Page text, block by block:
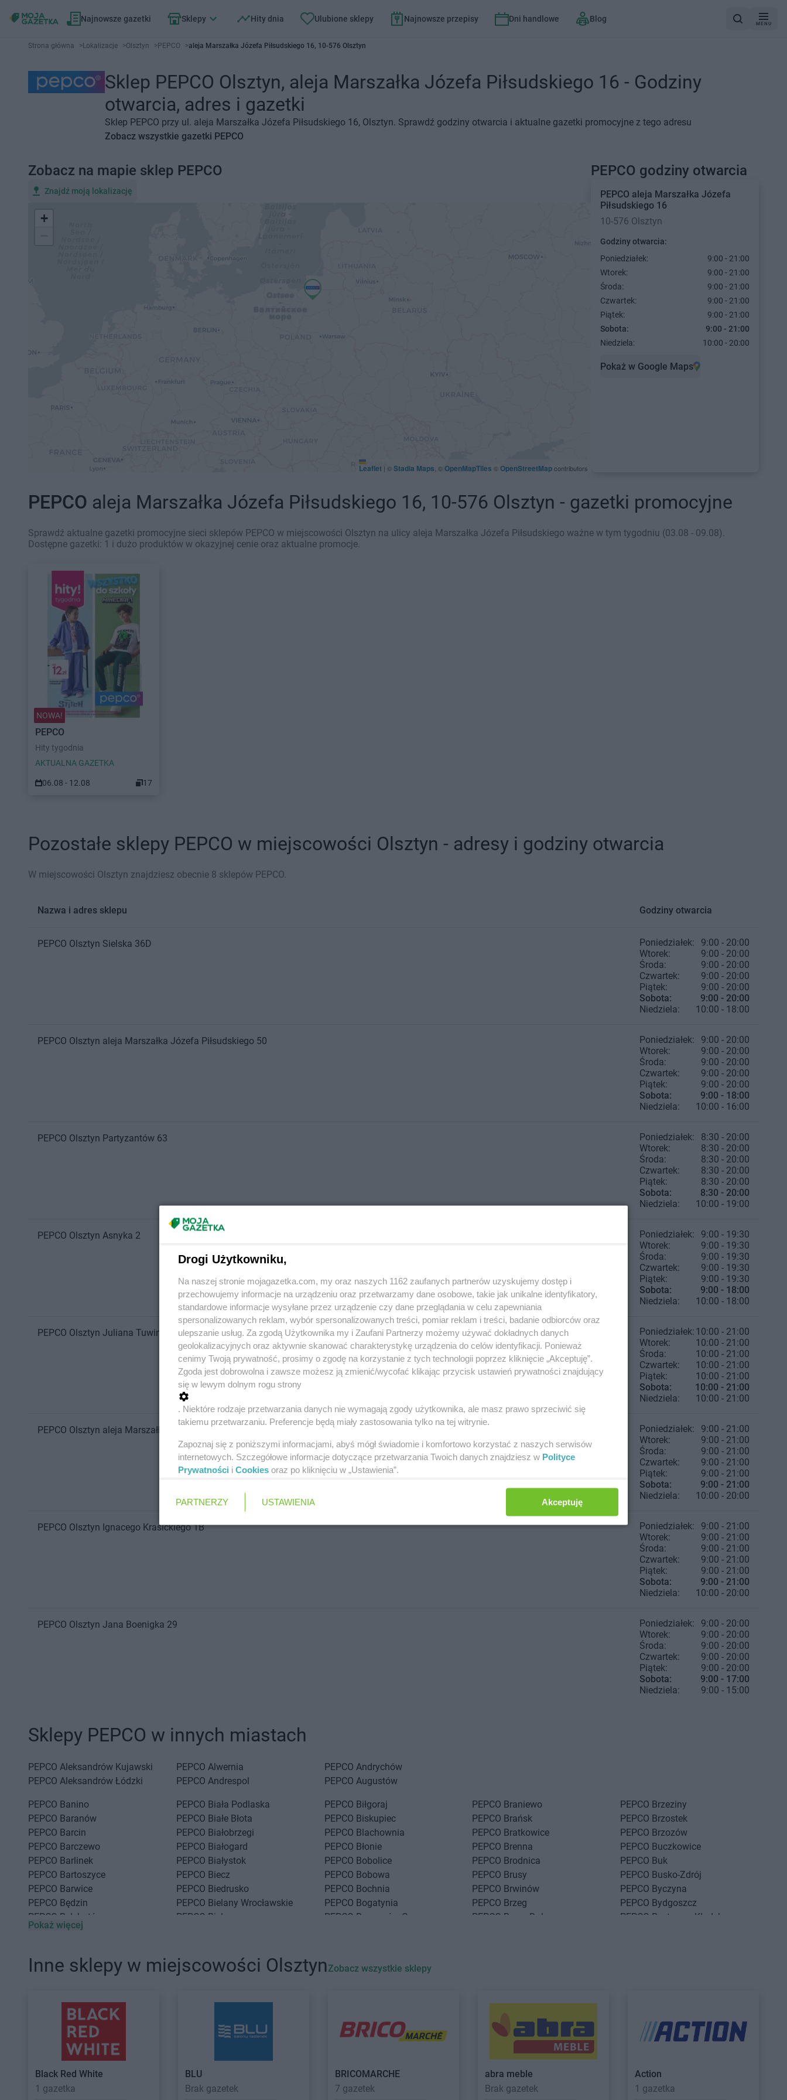
Najnowsze gazetki Sklepy Hity dnia Ulubione sklepy Najnowsze przepisy Dni handlowe Blog
MENU
Strona główna >Lokalizacje >Olsztyn >PEPCO >aleja Marszałka Józefa Piłsudskiego 16, 10-576 Olsztyn
Sklep PEPCO Olsztyn, aleja Marszałka Józefa Piłsudskiego 16 - Godziny
otwarcia, adres i gazetki
Sklep PEPCO przy ul. aleja Marszałka Józefa Piłsudskiego 16, Olsztyn. Sprawdź godziny otwarcia i aktualne gazetki promocyjne z tego adresu
Zobacz wszystkie gazetki PEPCO
PEPCO godziny otwarcia
PEPCO aleja Marszałka Józefa
Piłsudskiego 16
10-576 Olsztyn
Godziny otwarcia:
Poniedziałek:
9:00 - 21:00
Wtorek:
9:00 - 21:00
Środa:
9:00 - 21:00
Czwartek:
9:00 - 21:00
Piątek:
9:00 - 21:00
Sobota:
9:00 - 21:00
Niedziela:
10:00 - 20:00
Pokaż w Google Maps
Zobacz na mapie sklep PEPCO
Znajdź moją lokalizację
+
Leaflet | ©Stadia Maps , ©OpenMapTiles ©OpenStreetMapcontributors
PEPCO aleja Marszałka Józefa Piłsudskiego 16, 10-576 Olsztyn - gazetki promocyjne
Sprawdź aktualne gazetki promocyjne sieci sklepów PEPCO w miejscowości Olsztyn na ulicy aleja Marszałka Józefa Piłsudskiego ważne w tym tygodniu (03.08 - 09.08).
Dostępne gazetki: 1 i dużo produktów w okazyjnej cenie oraz aktualne promocje.
NOWA!
PEPCO
Hity tygodnia
AKTUALNA GAZETKA
06.08 - 12.08 17
Pozostałe sklepy PEPCO w miejscowości Olsztyn - adresy i godziny otwarcia
W miejscowości Olsztyn znajdziesz obecnie 8 sklepów PEPCO.
Nazwa i adres sklepu Godziny otwarcia
PEPCO Olsztyn Sielska 36D Poniedziałek:
9:00 - 20:00
Wtorek:
9:00 - 20:00
Środa:
9:00 - 20:00
Czwartek:
9:00 - 20:00
Piątek:
9:00 - 20:00
Sobota:
9:00 - 20:00
Niedziela:
10:00 - 18:00
PEPCO Olsztyn aleja Marszałka Józefa Piłsudskiego 50 Poniedziałek:
9:00 - 20:00
Wtorek:
9:00 - 20:00
Środa:
9:00 - 20:00
Czwartek:
9:00 - 20:00
Piątek:
9:00 - 20:00
Sobota:
9:00 - 18:00
Niedziela:
10:00 - 16:00
PEPCO Olsztyn Partyzantów 63 Poniedziałek:
8:30 - 20:00
Wtorek:
8:30 - 20:00
Środa:
8:30 - 20:00
Czwartek:
8:30 - 20:00
Piątek:
8:30 - 20:00
Sobota:
8:30 - 20:00
Niedziela:
10:00 - 19:00
PEPCO Olsztyn Asnyka 2 Poniedziałek:
9:00 - 19:30
Wtorek:
9:00 - 19:30
Środa:
9:00 - 19:30
Czwartek:
9:00 - 19:30
Piątek:
9:00 - 19:30
Sobota:
9:00 - 18:00
Niedziela:
10:00 - 18:00
PEPCO Olsztyn Juliana Tuwima 26 Poniedziałek: 10:00 - 21:00
Wtorek:
10:00 - 21:00
Środa:
10:00 - 21:00
Czwartek:
10:00 - 21:00
Piątek:
10:00 - 21:00
Sobota:
10:00 - 21:00
Niedziela:
10:00 - 21:00
PEPCO Olsztyn aleja Marszałka Józefa Piłsudskiego 16 Poniedziałek:
9:00 - 21:00
Wtorek:
9:00 - 21:00
Środa:
9:00 - 21:00
Czwartek:
9:00 - 21:00
Piątek:
9:00 - 21:00
Sobota:
9:00 - 21:00
Niedziela:
10:00 - 20:00
PEPCO Olsztyn Ignacego Krasickiego 1B Poniedziałek:
9:00 - 21:00
Wtorek:
9:00 - 21:00
Środa:
9:00 - 21:00
Czwartek:
9:00 - 21:00
Piątek:
9:00 - 21:00
Sobota:
9:00 - 21:00
Niedziela:
10:00 - 20:00
PEPCO Olsztyn Jana Boenigka 29 Poniedziałek:
9:00 - 20:00
Wtorek:
9:00 - 20:00
Środa:
9:00 - 20:00
Czwartek:
9:00 - 20:00
Piątek:
9:00 - 20:00
Sobota:
9:00 - 17:00
Niedziela:
9:00 - 15:00
Sklepy PEPCO w innych miastach
PEPCO Aleksandrów Kujawski
PEPCO Aleksandrów Łódzki
PEPCO Alwernia
PEPCO Andrespol
PEPCO Andrychów
PEPCO Augustów
PEPCO Banino
PEPCO Baranów
PEPCO Barcin
PEPCO Barczewo
PEPCO Barlinek
PEPCO Bartoszyce
PEPCO Barwice
PEPCO Będzin
PEPCO Bełchatów
PEPCO Bełżyce
PEPCO
Bestwina
PEPCO Biała Podlaska
PEPCO Białe Błota
PEPCO Białobrzegi
PEPCO Białogard
PEPCO Białystok
PEPCO Biecz
PEPCO Biedrusko
PEPCO Bielany Wrocławskie
PEPCO Bielawa
PEPCO Bierutów
PEPCO Biłgoraj
PEPCO Biskupiec
PEPCO Blachownia
PEPCO Błonie
PEPCO Bobolice
PEPCO Bobowa
PEPCO Bochnia
PEPCO Bogatynia
PEPCO Boguszów-Gorce
PEPCO
PEPCO Braniewo
PEPCO Brańsk
PEPCO Bratkowice
PEPCO Brenna
PEPCO Brodnica
PEPCO Brusy
PEPCO Brwinów
PEPCO Brzeg
PEPCO Brzeg Dolny
PEPCO Brzeziny
PEPCO Brzostek
PEPCO Brzozów
PEPCO Buczkowice
PEPCO Buk
PEPCO Busko-Zdrój
PEPCO Byczyna
PEPCO Bydgoszcz
PEPCO Bystrzyca Kłodzka
Chełmno
Chmielnik
Chocianów
Chodzież
Chorzów
Choszczno
PEPCO Czaplinek
PEPCO Czarna
Czechowice-Dziedzice
PEPCO Czeladź
PEPCO Czerniejewo
Czernikowo
PEPCO Czudec
PEPCO Dąbrowa Białostocka
PEPCO Dawidy Bankowe
PEPCO Dębowa
PEPCO Drawsko Pomorskie
PEPCO Dynów
Pokaż więcej
Inne sklepy w miejscowości OlsztynZobacz wszystkie sklepy
Black Red White
1 gazetka
BLU
Brak gazetek
BRICOMARCHE
7 gazetek
abra meble
Brak gazetek
Action
1 gazetka
Drogi Użytkowniku,
Na naszej stronie mojagazetka.com, my oraz naszych 1162 zaufanych partnerów uzyskujemy dostęp i
przechowujemy informacje na urządzeniu oraz przetwarzamy dane osobowe, takie jak unikalne identyfikatory,
standardowe informacje wysyłane przez urządzenie czy dane przeglądania w celu zapewniania
spersonalizowanych reklam, wybór spersonalizowanych treści, pomiar reklam i treści, badanie odbiorców oraz
ulepszanie usług. Za zgodą Użytkownika my i Zaufani Partnerzy możemy używać dokładnych danych
geolokalizacyjnych oraz aktywnie skanować charakterystykę urządzenia do celów identyfikacji. Ponieważ
cenimy Twoją prywatność, prosimy o zgodę na korzystanie z tych technologii poprzez kliknięcie „Akceptuję”.
Zgoda jest dobrowolna i zawsze możesz ją zmienić/wycofać klikając przycisk ustawień prywatności znajdujący
się w lewym dolnym rogu strony
. Niektóre rodzaje przetwarzania danych nie wymagają zgody użytkownika, ale masz prawo sprzeciwić się
takiemu przetwarzaniu. Preferencje będą miały zastosowania tylko na tej witrynie.
Zapoznaj się z poniższymi informacjami, abyś mógł świadomie i komfortowo korzystać z naszych serwisów
internetowych. Szczegółowe informacje dotyczące przetwarzania Twoich danych znajdziesz w Polityce
Prywatności i Cookies oraz po kliknięciu w „Ustawienia”.
PARTNERZY USTAWIENIA Akceptuję